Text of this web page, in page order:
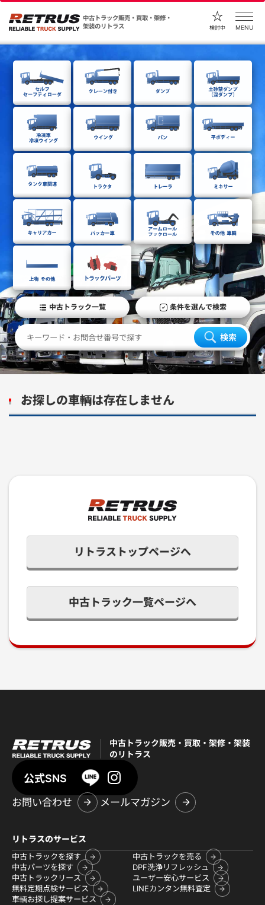
中古トラック販売・買取・架修・
架装のリトラス
検討中 MENU
中古トラック一覧 条件を選んで検索
検索
お探しの車輌は存在しません
リトラストップページへ
中古トラック一覧ページへ
中古トラック販売・買取・架修・架装
のリトラス
公式SNS
お問い合わせ
メールマガジン
リトラスのサービス
中古トラックを探す
中古トラックを売る
中古パーツを探す
DPF洗浄リフレッシュ
中古トラックリース
ユーザー安心サービス
無料定期点検サービス
LINEカンタン無料査定
車輌お探し提案サービス